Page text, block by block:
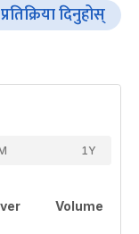
प्रतिक्रिया दिनुहोस्